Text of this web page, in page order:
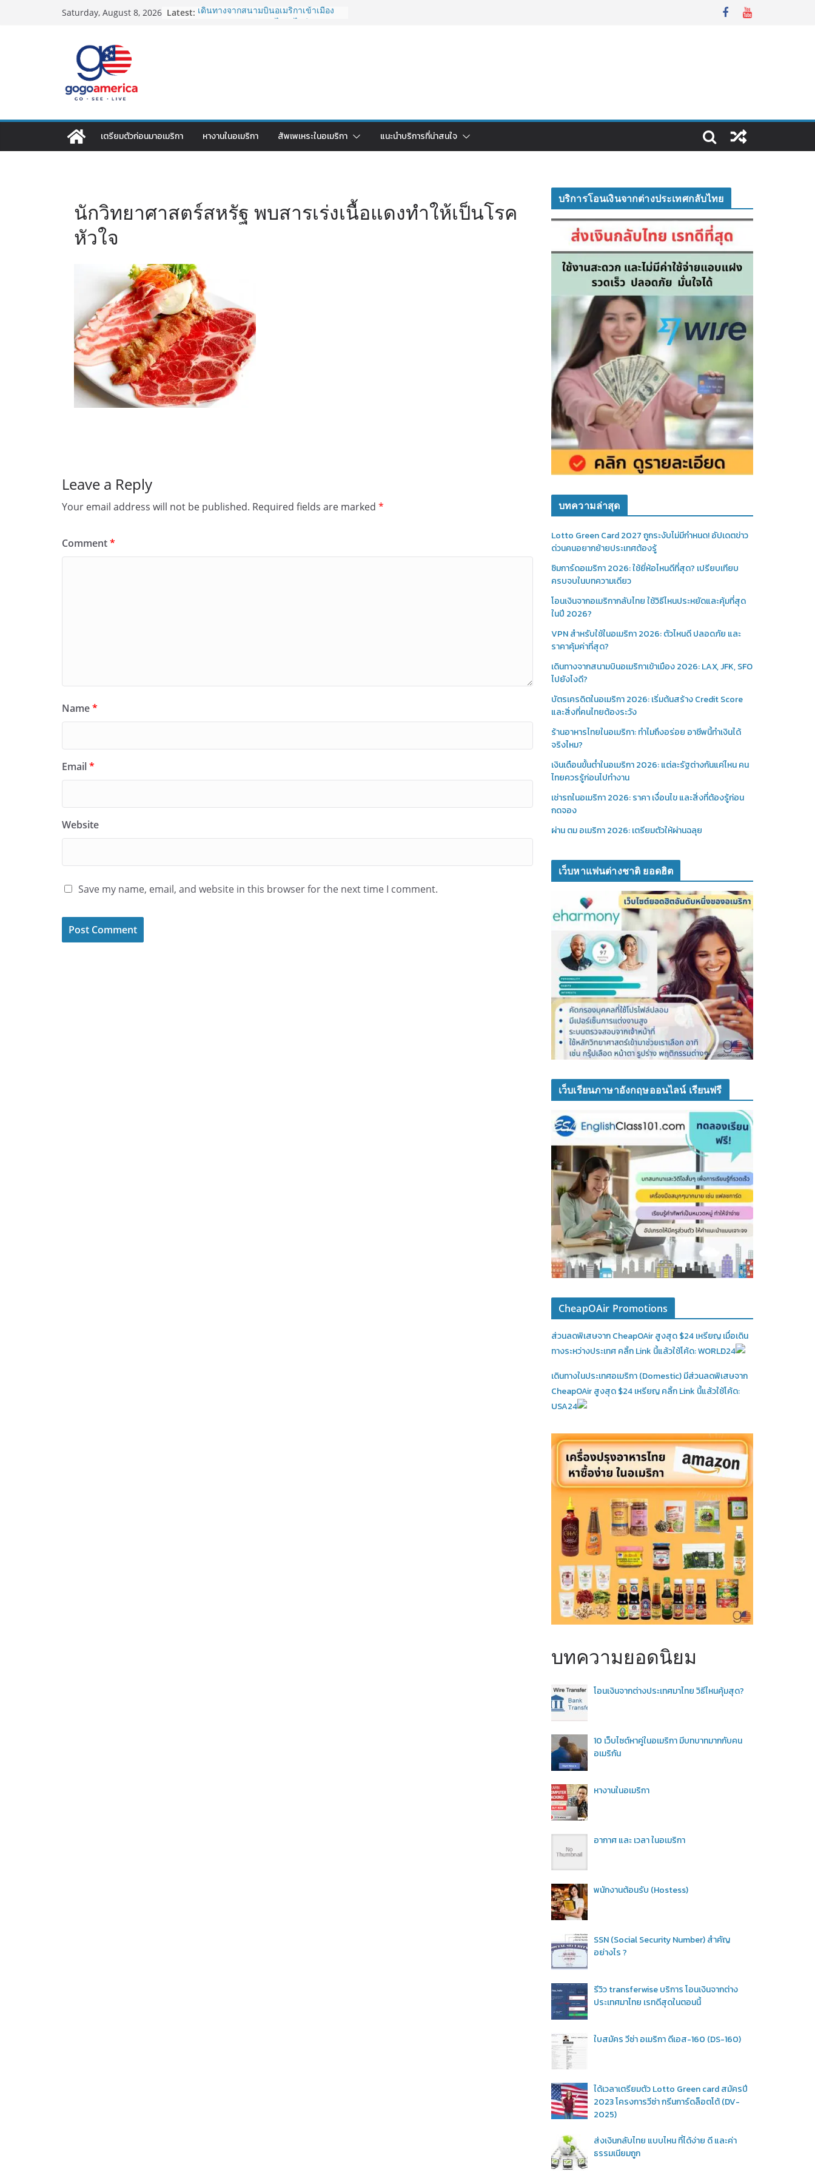
Saturday, August 8, 2026 Latest: เดินทางจากสนามบินอเมริกาเข้าเมือง
ประหยัดและคุ้มที่สุดในปี 2026?
VPN สำหรับใช้ในอเมริกา 2026: ตัว
เตรียมตัวก่อนมาอเมริกา หางานในอเมริกา สัพเพเหระในอเมริกา แนะนำบริการที่น่าสนใจ
นักวิทยาศาสตร์สหรัฐ พบสารเร่งเนื้อแดงทำให้เป็นโรค
หัวใจ
Leave a Reply
Your email address will not be published. Required fields are marked *
Comment*
Name*
Email*
Website
Save my name, email, and website in this browser for the next time I comment.
บริการโอนเงินจากต่างประเทศกลับไทย
บทความล่าสุด
Lotto Green Card 2027 ถูกระงับไม่มีกำหนด! อัปเดตข่าว
ด่วนคนอยากย้ายประเทศต้องรู้
ซิมการ์ดอเมริกา 2026: ใช้ยี่ห้อไหนดีที่สุด? เปรียบเทียบ
ครบจบในบทความเดียว
โอนเงินจากอเมริกากลับไทย ใช้วิธีไหนประหยัดและคุ้มที่สุด
ในปี 2026?
VPN สำหรับใช้ในอเมริกา 2026: ตัวไหนดี ปลอดภัย และ
ราคาคุ้มค่าที่สุด?
เดินทางจากสนามบินอเมริกาเข้าเมือง 2026: LAX, JFK, SFO
ไปยังไงดี?
บัตรเครดิตในอเมริกา 2026: เริ่มต้นสร้าง Credit Score
และสิ่งที่คนไทยต้องระวัง
ร้านอาหารไทยในอเมริกา: ทำไมถึงอร่อย อาชีพนี้ทำเงินได้
จริงไหม?
เงินเดือนขั้นต่ำในอเมริกา 2026: แต่ละรัฐต่างกันแค่ไหน คน
ไทยควรรู้ก่อนไปทำงาน
เช่ารถในอเมริกา 2026: ราคา เงื่อนไข และสิ่งที่ต้องรู้ก่อน
กดจอง
ผ่าน ตม อเมริกา 2026: เตรียมตัวให้ผ่านฉลุย
เว็บหาแฟนต่างชาติ ยอดฮิต
เว็บเรียนภาษาอังกฤษออนไลน์ เรียนฟรี
CheapOAir Promotions
ส่วนลดพิเสษจาก CheapOAir สูงสุด $24 เหรียญ เมื่อเดิน
ทางระหว่างประเทศ คลิ้ก Link นี้แล้วใช้โค้ด: WORLD24
เดินทางในประเทศอเมริกา (Domestic)มีส่วนลดพิเสษจาก
CheapOAir สูงสุด $24 เหรียญ คลิ้ก Link นี้แล้วใช้โค้ด:
USA24
บทความยอดนิยม
โอนเงินจากต่างประเทศมาไทย วิธีไหนคุ้มสุด?
10 เว็บไซต์หาคู่ในอเมริกา มีบทบาทมากกับคน
อเมริกัน
หางานในอเมริกา
อากาศ และ เวลา ในอเมริกา
พนักงานต้อนรับ (Hostess)
SSN (Social Security Number) สำคัญ
อย่างไร ?
รีวิว transferwise บริการ โอนเงินจากต่าง
ประเทศมาไทย เรทดีสุดในตอนนี้
ใบสมัคร วีซ่า อเมริกา ดีเอส-160 (DS-160)
ได้เวลาเตรียมตัว Lotto Green card สมัครปี
2023 โครงการวีซ่า กรีนการ์ดล็อตโต้ (DV-
2025)
ส่งเงินกลับไทย แบบไหน ที่ได้ง่าย ดี และค่า
ธรรมเนียมถูก